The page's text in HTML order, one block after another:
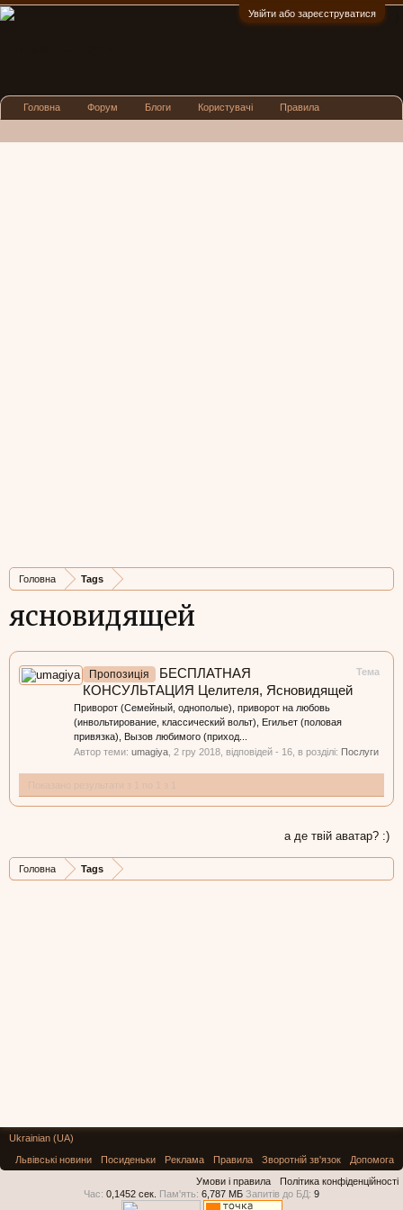
Увійти або зареєструватися
Головна Tags
ясновидящей
Тема
Пропозиція
БЕСПЛАТНАЯ
КОНСУЛЬТАЦИЯ Целителя, Ясновидящей
Приворот (Семейный, однополые), приворот на любовь
(инвольтирование, классический вольт), Егильет (половая
привязка), Вызов любимого (приход...
Автор теми: umagiya 2 гру 2018 , відповідей - 16, в розділі: Послуги
а де твій аватар? :)
Головна Tags
Головна Форум Блоги Користувачі Правила
Ukrainian (UA)
Львівські новини
Посиденьки Реклама Правила Зворотній зв'язок
Допомога
Умови і правила
Політика конфіденційності
Час: 0,1452 сек. Пам'ять: 6,787 МБ Запитів до БД: 9